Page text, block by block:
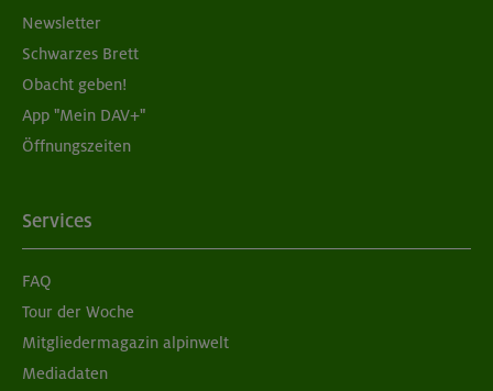
Newsletter
Schwarzes Brett
Obacht geben!
App "Mein DAV+"
Öffnungszeiten
Services
FAQ
Tour der Woche
Mitgliedermagazin alpinwelt
Mediadaten